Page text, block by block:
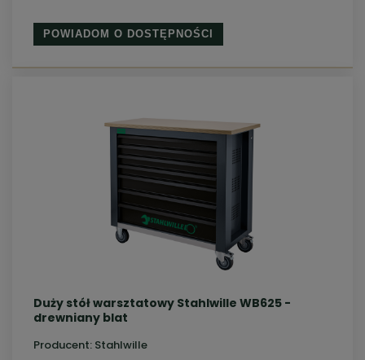
POWIADOM O DOSTĘPNOŚCI
Duży stół warsztatowy Stahlwille WB625 -
drewniany blat
Producent: Stahlwille